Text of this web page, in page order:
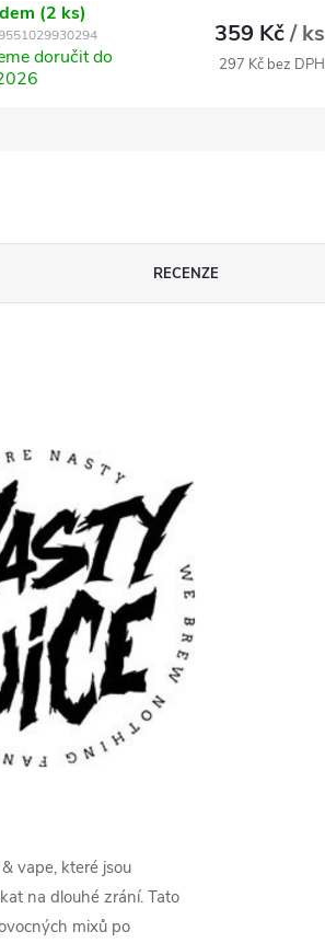
(2 ks)
doručit do
359 Kč/ ks
297 Kč bez DPH
RECENZE
vape, které jsou
na dlouhé zrání. Tato
mixů po